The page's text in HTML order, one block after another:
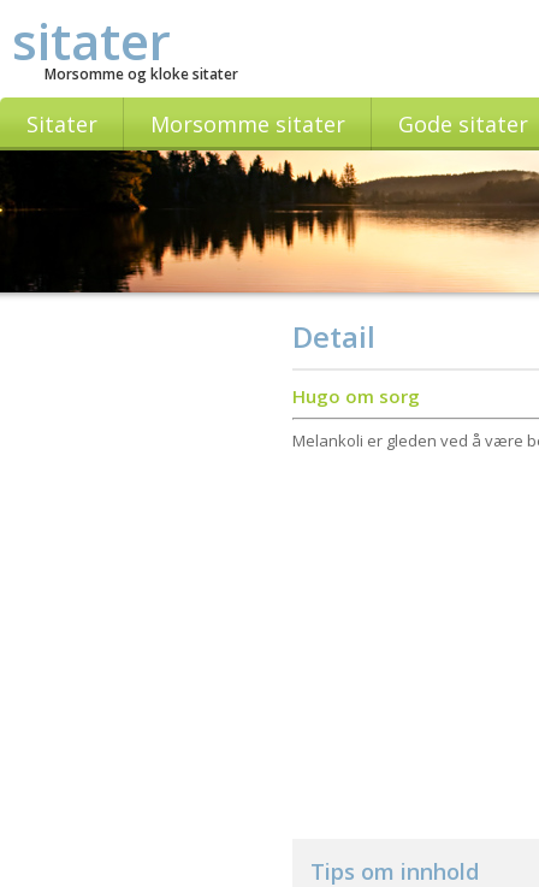
sitater
Morsomme og kloke sitater
Sitater Morsomme sitater Gode sitater
Detail
Hugo om sorg
Melankoli er gleden ved å være
Tips om innhold